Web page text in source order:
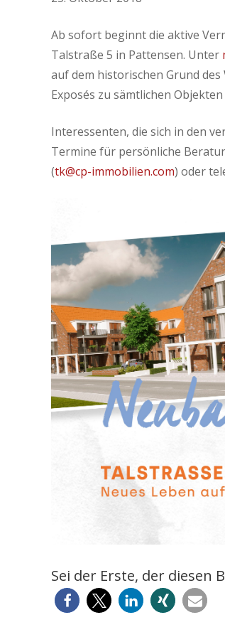
Ab sofort beginnt die aktive
Talstraße 5 in Pattensen. Unter
auf dem historischen Grund
Exposés zu sämtlichen
Interessenten, die sich in den
Termine für persönliche
(tk@cp-immobilien.com) oder
Sei der Erste, der diesen